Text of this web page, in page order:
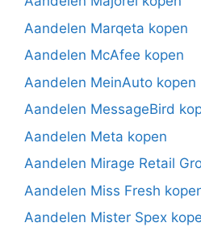
Aandelen Marqeta kopen
Aandelen McAfee kopen
Aandelen MeinAuto kopen
Aandelen MessageBird
Aandelen Meta kopen
Aandelen Mirage Retail
Aandelen Miss Fresh
Aandelen Mister Spex